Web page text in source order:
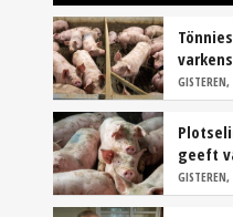
van zes
geeft